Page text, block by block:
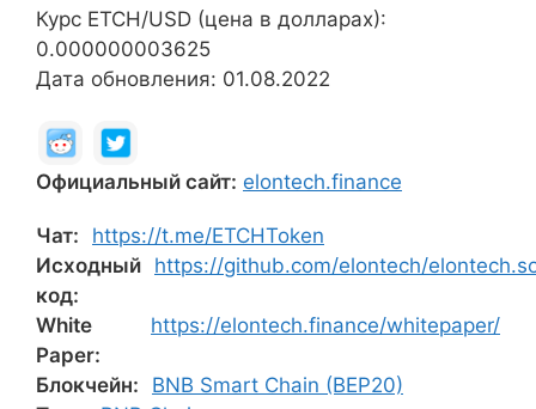
Курс ETCH/USD (цена в долларах):
0.000000003625
Дата обновления: 01.08.2022
Официальный сайт: elontech.finance
Чат:
https://t.me/ETCHToken
Исходный
код:
https://github.com/elontech/
White
Paper:
https://elontech.finance/whitepaper/
Блокчейн:
BNB Smart Chain (BEP20)